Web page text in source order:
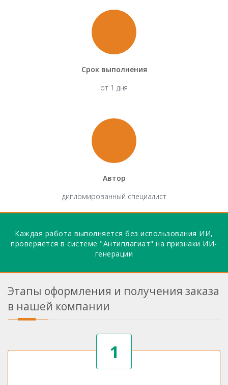
Срок выполнения
от 1 дня
Автор
дипломированный специалист
Каждая работа выполняется без использования ИИ,
проверяется в системе "Антиплагиат" на признаки ИИ-
генерации
Этапы оформления и получения заказа
в нашей компании
1